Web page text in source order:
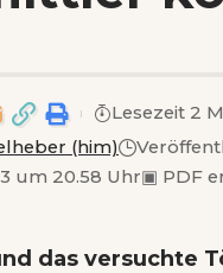
(him)
um 20.58 Uhr▣ PDF
Lesezeit 2
das versuchte